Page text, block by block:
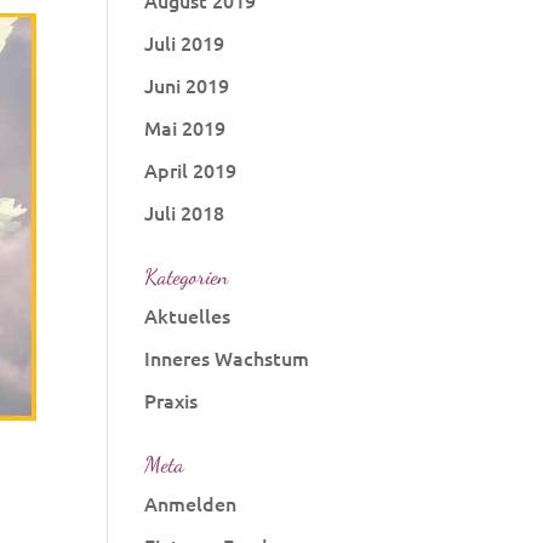
Juli 2019
Juni 2019
Mai 2019
April 2019
Juli 2018
Kategorien
Aktuelles
Inneres Wachstum
Praxis
Meta
Anmelden